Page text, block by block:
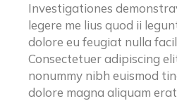
Investigationes
legere me lius quod ii
dolore eu feugiat nulla
Consectetuer adipiscing
nonummy nibh euismod
dolore magna aliquam